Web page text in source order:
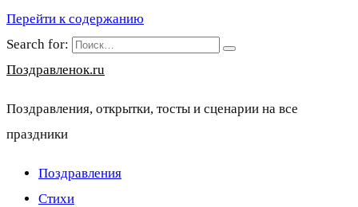
Перейти к содержанию
Search for:
Поздравленок.ru
Поздравления, открытки, тосты и сценарии на все
праздники
Поздравления
Стихи